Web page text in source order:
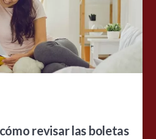
revisar las boletas